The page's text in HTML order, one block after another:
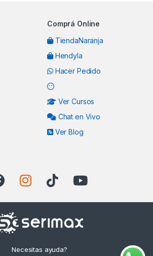
Comprá Online
TiendaNaranja
Hendyla
Hacer Pedido
Ver Cursos
Chat en Vivo
Ver Blog
Necesitas ayuda?